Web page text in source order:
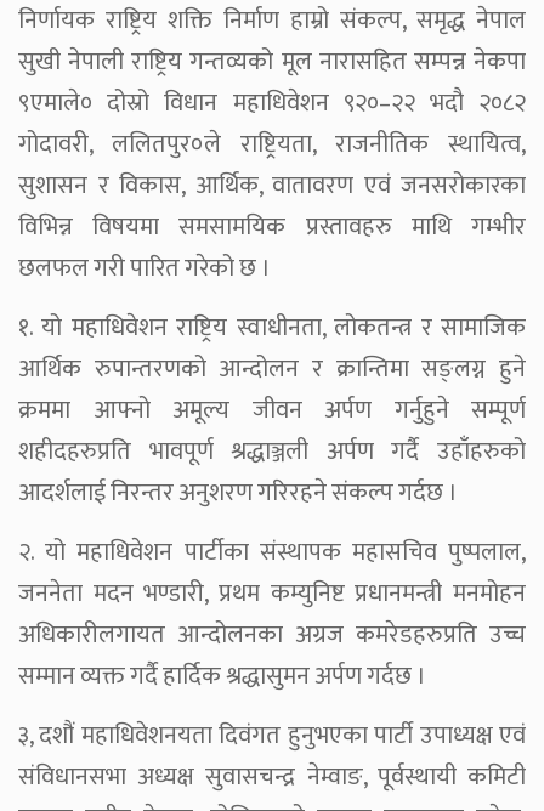
निर्णायक राष्ट्रिय शक्ति निर्माण हाम्रो संकल्प, समृद्ध नेपाल
सुखी नेपाली राष्ट्रिय गन्तव्यको मूल नारासहित सम्पन्न नेकपा
९एमाले० दोस्रो विधान महाधिवेशन ९२०–२२ भदौ २०८२
गोदावरी, ललितपुर०ले राष्ट्रियता, राजनीतिक स्थायित्व,
सुशासन र विकास, आर्थिक, वातावरण एवं जनसरोकारका
विभिन्न विषयमा समसामयिक प्रस्तावहरु माथि गम्भीर
छलफल गरी पारित गरेको छ ।
१. यो महाधिवेशन राष्ट्रिय स्वाधीनता, लोकतन्त्र र सामाजिक
आर्थिक रुपान्तरणको आन्दोलन र क्रान्तिमा सङ्लग्न हुने
क्रममा आफ्नो अमूल्य जीवन अर्पण गर्नुहुने सम्पूर्ण
शहीदहरुप्रति भावपूर्ण श्रद्धाञ्जली अर्पण गर्दै उहाँहरुको
आदर्शलाई निरन्तर अनुशरण गरिरहने संकल्प गर्दछ ।
२. यो महाधिवेशन पार्टीका संस्थापक महासचिव पुष्पलाल,
जननेता मदन भण्डारी, प्रथम कम्युनिष्ट प्रधानमन्त्री मनमोहन
अधिकारीलगायत आन्दोलनका अग्रज कमरेडहरुप्रति उच्च
सम्मान व्यक्त गर्दै हार्दिक श्रद्धासुमन अर्पण गर्दछ ।
३, दशौं महाधिवेशनयता दिवंगत हुनुभएका पार्टी उपाध्यक्ष एवं
संविधानसभा अध्यक्ष सुवासचन्द्र नेम्वाङ, पूर्वस्थायी कमिटी